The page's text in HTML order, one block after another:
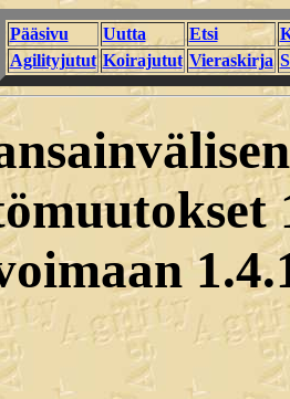
Pääsivu Uutta Etsi
Agilityjutut Koirajutut Vieraskirja